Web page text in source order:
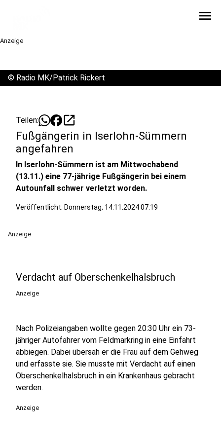
menu
Anzeige
© Radio MK/Patrick Rickert
Teilen: open_in_new
Fußgängerin in Iserlohn-Sümmern
angefahren
In Iserlohn-Sümmern ist am Mittwochabend
(13.11.) eine 77-jährige Fußgängerin bei einem
Autounfall schwer verletzt worden.
Veröffentlicht: Donnerstag, 14.11.2024 07:19
Anzeige
Verdacht auf Oberschenkelhalsbruch
Anzeige
Nach Polizeiangaben wollte gegen 20:30 Uhr ein 73-
jähriger Autofahrer vom Feldmarkring in eine Einfahrt
abbiegen. Dabei übersah er die Frau auf dem Gehweg
und erfasste sie. Sie musste mit Verdacht auf einen
Oberschenkelhalsbruch in ein Krankenhaus gebracht
werden.
Anzeige